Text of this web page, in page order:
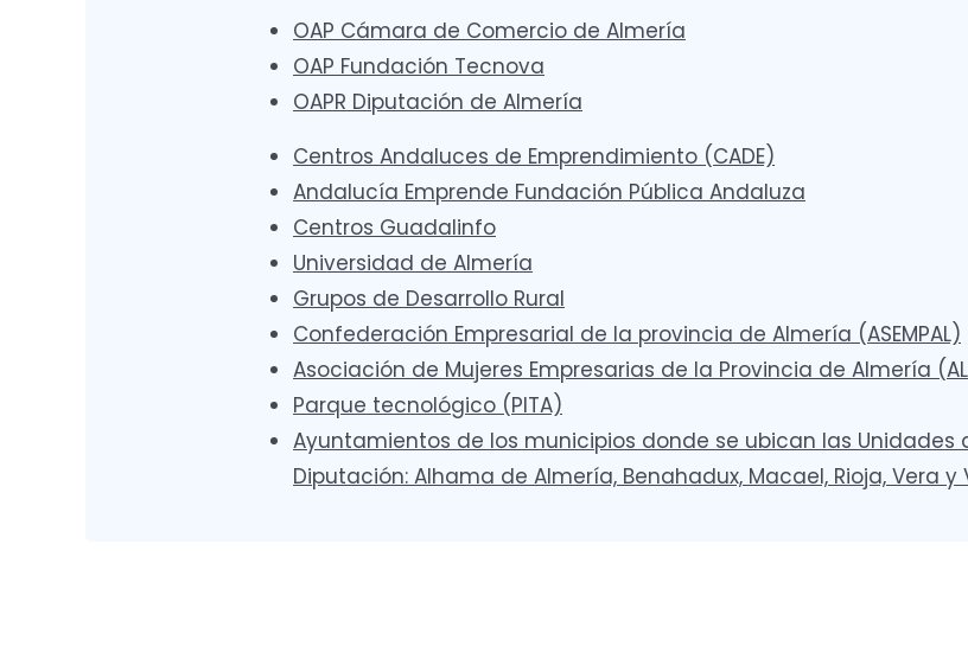
OAP Cámara de Comercio de Almería
OAP Fundación Tecnova
OAPR Diputación de Almería
Centros Andaluces de Emprendimiento (CADE)
Andalucía Emprende Fundación Pública Andaluza
Centros Guadalinfo
Universidad de Almería
Grupos de Desarrollo Rural
Confederación Empresarial de la provincia de Almería (ASEMPAL)
Asociación de Mujeres Empresarias de la Provincia de Almería
Parque tecnológico (PITA)
Ayuntamientos de los municipios donde se ubican las Unidades
Diputación: Alhama de Almería, Benahadux, Macael, Rioja, Vera y